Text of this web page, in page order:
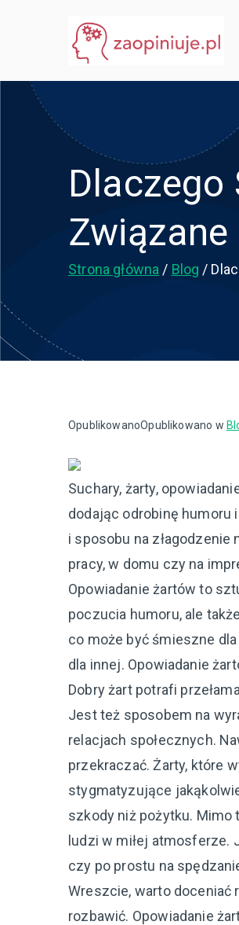
Strona główna Blog
OpublikowanoOpublikowano w
Suchary, żarty,
dodając odrobinę humoru
i sposobu na
pracy, w domu czy na
Opowiadanie żartów to
poczucia humoru, ale
co może być śmieszne
dla innej. Opowiadanie
Dobry żart potrafi
Jest też sposobem na
relacjach społecznych.
przekraczać. Żarty, które
stygmatyzujące
szkody niż pożytku. Mimo
ludzi w miłej atmosferze.
czy po prostu na
Wreszcie, warto doceniać
rozbawić. Opowiadanie